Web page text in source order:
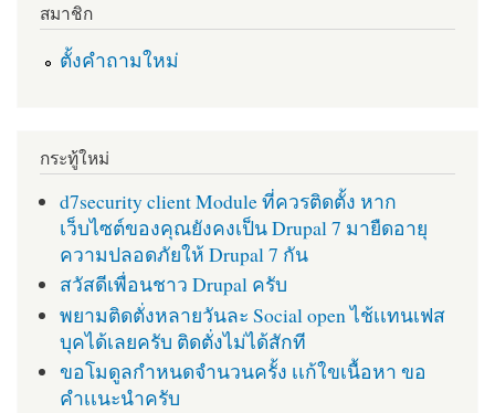
สมาชิก
ตั้งคำถามใหม่
กระทู้ใหม่
d7security client Module ที่ควรติดตั้ง หาก
เว็บไซต์ของคุณยังคงเป็น Drupal 7 มายืดอายุ
ความปลอดภัยให้ Drupal 7 กัน
สวัสดีเพื่อนชาว Drupal ครับ
พยามติดตั่งหลายวันละ Social open ไช้เเทนเฟส
บุคได้เลยครับ ติดตั่งไม่ได้สักที
ขอโมดูลกำหนดจำนวนครั้ง เเก้ใขเนื้อหา ขอ
คำเเนะนำครับ